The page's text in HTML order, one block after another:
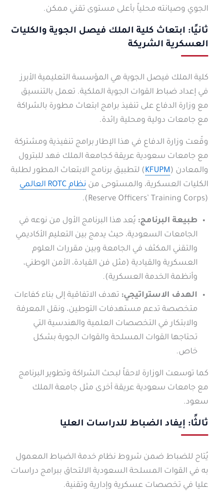
الجوي وصيانته محلياً بأعلى مستوى تقني ممكن.
ثانيًا: ابتعاث كلية الملك فيصل الجوية والكليات
العسكرية الشريكة
كلية الملك فيصل الجوية هي المؤسسة التعليمية الأبرز
في إعداد ضباط القوات الجوية الملكية. تعمل بالتنسيق
مع وزارة الدفاع على تنفيذ برامج ابتعاث مطورة بالشراكة
مع جامعات دولية ومحلية رائدة.
وقّعت وزارة الدفاع في هذا الإطار برامج تنفيذية ومشتركة
مع جامعات سعودية عريقة كجامعة الملك فهد للبترول
والمعادن (KFUPM) لتطبيق برنامج الابتعاث المطور لطلبة
الكليات العسكرية، والمستوحى من نظام ROTC العالمي
(Reserve Officers’ Training Corps).
طبيعة البرنامج: يُعد هذا البرنامج الأول من نوعه في
الجامعات السعودية، حيث يدمج بين التعليم الأكاديمي
والتقني المكثف في الجامعة وبين مقررات العلوم
العسكرية والقيادية (مثل فن القيادة، الأمن الوطني،
وأنظمة الخدمة العسكرية).
الهدف الاستراتيجي: تهدف الاتفاقية إلى بناء كفاءات
متخصصة تدعم مستهدفات التوطين، ونقل المعرفة
والابتكار في التخصصات العلمية والهندسية التي
تحتاجها القوات المسلحة والقوات الجوية بشكل
خاص.
كما توسعت الوزارة لاحقاً لبحث الشراكة وتطوير البرنامج
مع جامعات سعودية عريقة أخرى مثل جامعة الملك
سعود.
ثالثًا: إيفاد الضباط للدراسات العليا
يُتاح للضباط ضمن شروط نظام خدمة الضباط المعمول
به في القوات المسلحة السعودية الالتحاق ببرامج دراسات
عليا في تخصصات عسكرية وإدارية وتقنية.